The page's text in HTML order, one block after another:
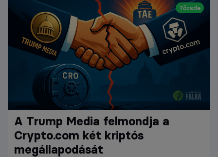
Tőzsde
A Trump Media felmondja a
Crypto.com két kriptós
megállapodását